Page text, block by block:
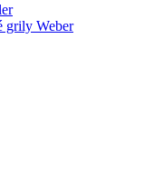
grily Weber